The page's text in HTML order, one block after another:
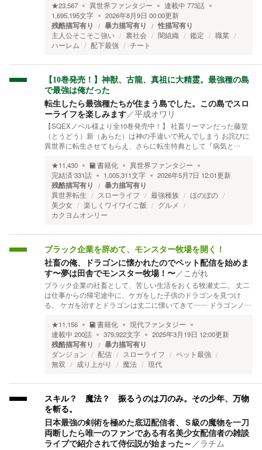
★23,567 異世界ファンタジー 連載中 773話
1,695,195文字 2026年8月9日 00:00更新
残酷描写有り 暴力描写有り 性描写有り
主人公そこそこ強い 裏社会 闇組織 鑑定
職業
ハーレム
配下最強 チート
【10巻発売！】神獣、古龍、真祖に大精霊。最強種の島
で最強は俺だった
転生したら最強種たちが住まう島でした。この島でスロ
ーライフを楽しみます／平成オワリ
【SQEXノベル様より全10巻発売中！】 社畜リーマンだった藤堂
（とうどう）新（あらた）は神の手違いで死んでしまう お詫びに
異世界に転生させてもらえ、さらに転生特典として『病気と…
★11,430 書籍化
異世界ファンタジー
完結済331話 1,005,311文字 2026年5月7日 12:01更新
残酷描写有り 暴力描写有り
異世界転生 スローライフ 最強種族
ほのぼの
美少女
楽しくワイワイご飯
グルメ
カクヨムオンリー
ブラック企業を辞めて、モンスター牧場を開く！
社畜の俺、ドラゴンに懐かれたのでペット配信を始めま
す〜夢は田舎でモンスター牧場！〜／ こがれ
ブラック企業の社畜として、苦しい生活をおくる牧瀬丈二。 丈二
は仕事からの帰宅途中に、ケガをした子供のドラゴンを見つけ
る。 ケガを治すとドラゴンは丈二に懐いてきて―― ドラゴンノ…
★11,156 書籍化
現代ファンタジー
連載中 200話 379,922文字 2025年3月19日 12:00更新
残酷描写有り 暴力描写有り
ダンジョン 配信 スローライフ
ペット最強
無双
成り上がり 魔法 現代
スキル？ 魔法？ 振るうのは刀のみ。その少年、万物
を斬る。
日本最強の剣術を極めた底辺配信者、Ｓ級の魔物を一刀
両断したら唯一のファンである有名美少女配信者の雑談
ライブで紹介されて侍伝説が始まった～ ／ラチム